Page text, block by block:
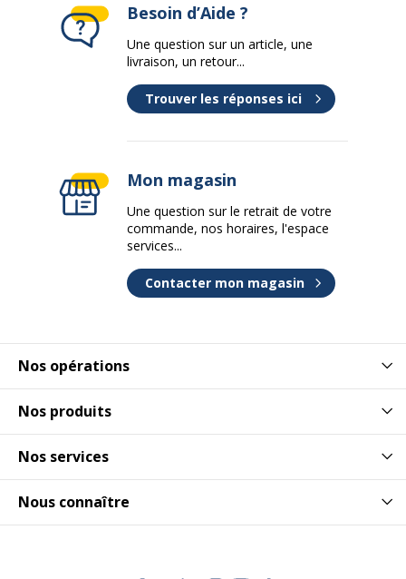
Code barre maitre 2012349455142
VINCO
Référence produit fabricant EVR28 BBL
Caractéristiques de base
Matériau de la base Métal
Quantité de pieds
Dimensions et poids
Dimensions et poids
Hauteur
Largeur 120 cm
Nos opérations
Nos produits
Nos services
Nous connaître
Besoin d’Aide ?
Une question sur un article, une
livraison, un retour...
Trouver les réponses ici
Mon magasin
Une question sur le retrait de votre
commande, nos horaires, l'espace
services...
Contacter mon magasin